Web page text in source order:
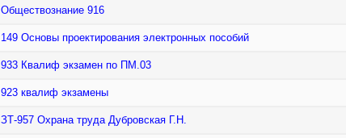
Обществознание 916
149 Основы проектирования электронных пособий
933 Квалиф экзамен по ПМ.03
923 квалиф экзамены
ЗТ-957 Охрана труда Дубровская Г.Н.